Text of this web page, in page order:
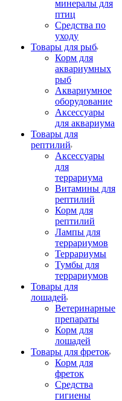
минералы для
птиц
Средства по
уходу
Товары для рыб
Корм для
аквариумных
рыб
Аквариумное
оборудование
Аксессуары
для аквариума
Товары для
рептилий
Аксессуары
для
террариума
Витамины для
рептилий
Корм для
рептилий
Лампы для
террариумов
Террариумы
Тумбы для
террариумов
Товары для
лошадей
Ветеринарные
препараты
Корм для
лошадей
Товары для фреток
Корм для
фреток
Средства
гигиены